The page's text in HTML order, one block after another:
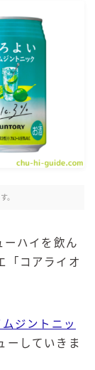
。
ーハイを飲ん
「コアライオ
ジントニッ
ーしていきま